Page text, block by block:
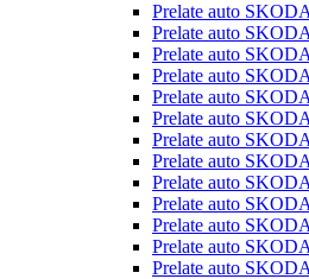
Prelate auto
Prelate auto
Prelate auto
Prelate auto
Prelate auto
Prelate auto
Prelate auto
Prelate auto
Prelate auto
Prelate auto
Prelate auto
Prelate auto
Prelate auto